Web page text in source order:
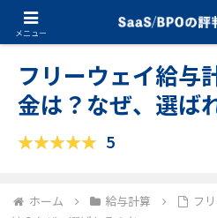
給与計算
フリーウェイ給与
金は？なぜ、選ば
5
ホーム 給与計算
フ
メニュー